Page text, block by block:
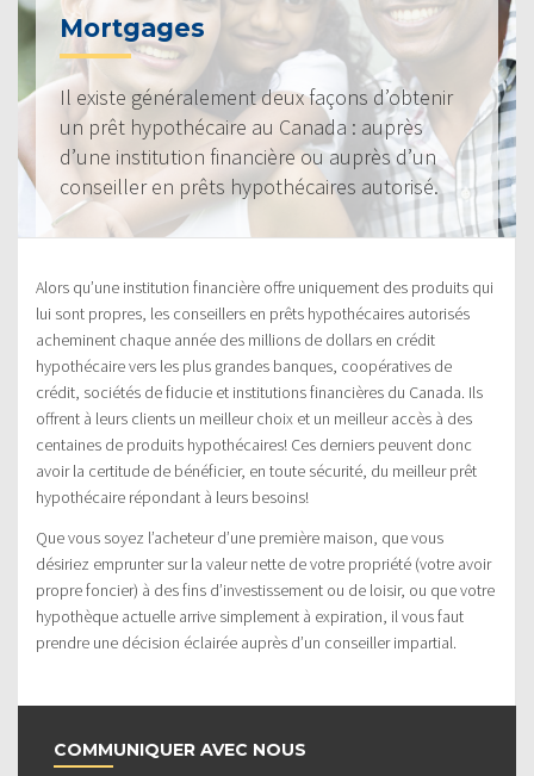
Mortgages
Il existe généralement deux façons d’obtenir
un prêt hypothécaire au Canada : auprès
d’une institution financière ou auprès d’un
conseiller en prêts hypothécaires autorisé.
Alors qu’une institution financière offre uniquement des produits qui
lui sont propres, les conseillers en prêts hypothécaires autorisés
acheminent chaque année des millions de dollars en crédit
hypothécaire vers les plus grandes banques, coopératives de
crédit, sociétés de fiducie et institutions financières du Canada. Ils
offrent à leurs clients un meilleur choix et un meilleur accès à des
centaines de produits hypothécaires! Ces derniers peuvent donc
avoir la certitude de bénéficier, en toute sécurité, du meilleur prêt
hypothécaire répondant à leurs besoins!
Que vous soyez l’acheteur d’une première maison, que vous
désiriez emprunter sur la valeur nette de votre propriété (votre avoir
propre foncier) à des fins d’investissement ou de loisir, ou que votre
hypothèque actuelle arrive simplement à expiration, il vous faut
prendre une décision éclairée auprès d’un conseiller impartial.
COMMUNIQUER AVEC NOUS